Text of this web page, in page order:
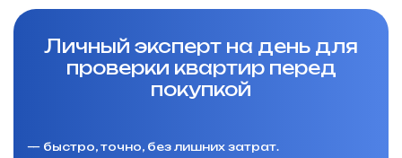
Личный эксперт на день для
проверки квартир перед
покупкой
— быстро, точно, без лишних затрат.